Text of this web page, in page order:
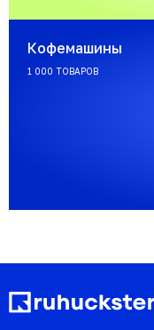
Кофемашины
1 000 ТОВАРОВ